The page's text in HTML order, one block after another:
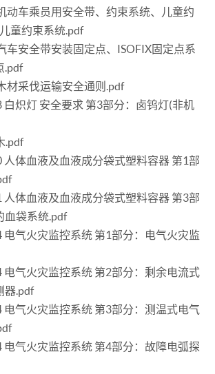
动车乘员用安全带、约束系统、儿童约
童约束系统.pdf
车安全带安装固定点、ISOFIX固定点系
.pdf
材采伐运输安全通则.pdf
白炽灯 安全要求 第3部分：卤钨灯(非机
.pdf
人体血液及血液成分袋式塑料容器 第1部
人体血液及血液成分袋式塑料容器 第3部
血袋系统.pdf
电气火灾监控系统 第1部分：电气火灾监
电气火灾监控系统 第2部分：剩余电流式
器.pdf
电气火灾监控系统 第3部分：测温式电气
电气火灾监控系统 第4部分：故障电弧探